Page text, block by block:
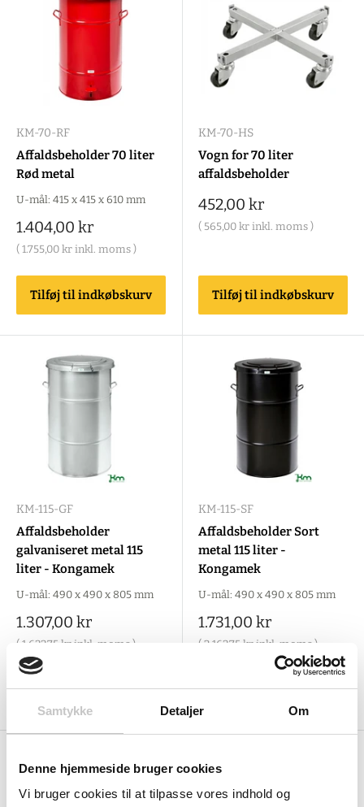
Samtykke Detaljer Om
Denne hjemmeside bruger cookies
Vi bruger cookies til at tilpasse vores indhold og
KM-70-RF
Affaldsbeholder 70 liter
Rød metal
U-mål: 415 x 415 x 610 mm
Salgspris
1.404,00 kr
( 1.755,00 kr inkl. moms )
Tilføj til indkøbskurv
KM-70-HS
Vogn for 70 liter
affaldsbeholder
Salgspris
452,00 kr
( 565,00 kr inkl. moms )
Tilføj til indkøbskurv
KM-115-GF
Affaldsbeholder
galvaniseret metal 115
liter - Kongamek
U-mål: 490 x 490 x 805 mm
Salgspris
1.307,00 kr
( 1.633,75 kr inkl. moms )
Tilføj til indkøbskurv
KM-115-SF
Affaldsbeholder Sort
metal 115 liter -
Kongamek
U-mål: 490 x 490 x 805 mm
Salgspris
1.731,00 kr
( 2.163,75 kr inkl. moms )
Tilføj til indkøbskurv